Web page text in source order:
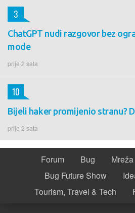
ChatGPT nudi razgovor bez
mode
prije 2 sata
3
Bijeli haker promijenio stranu?
prije 2 sata
10
Forum Bug Mreža
Bug Future Show
Tourism, Travel & Tech